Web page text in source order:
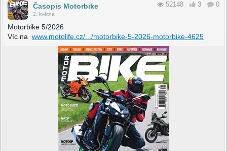
Časopis Motorbike
2. května
52148 3 0
Motorbike 5/2026
Víc na www.motolife.cz/.../motorbike-5-2026-motorbike-4625